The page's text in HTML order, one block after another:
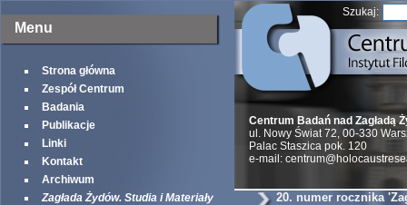
Menu
Strona główna
Zespół Centrum
Badania
Publikacje
Linki
Kontakt
Archiwum
Zagłada Żydów. Studia i Materiały
Szukaj:
Centrum Badań nad Zagładą
ul. Nowy Świat 72, 00-330
Palac Staszica pok. 120
e-mail:
20. numer rocznika